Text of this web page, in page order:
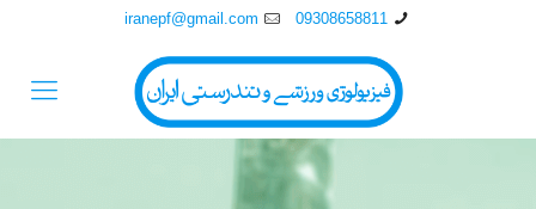
09308658811
iranepf@gmail.com